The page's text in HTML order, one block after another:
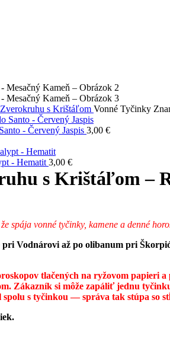
s Krištáľom Vonné Tyčinky
- Červený Jaspis 3,00 €
- Hematit 3,00 €
s Krištáľom –
spája vonné tyčinky, kamene a denné
Vodnárovi až po olibanum pri
tlačených na ryžovom
Zákazník si môže zapáliť jednu
s tyčinkou — správa tak stúpa so